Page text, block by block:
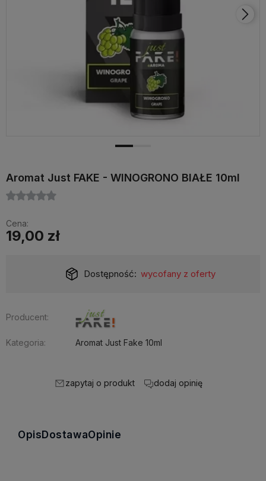
Aromat Just FAKE - WINOGRONO BIAŁE 10ml
Cena:
19,00 zł
Dostępność: wycofany z oferty
Producent:
Kategoria: Aromat Just Fake 10ml
zapytaj o produkt dodaj opinię
Opis DostawaOpinie